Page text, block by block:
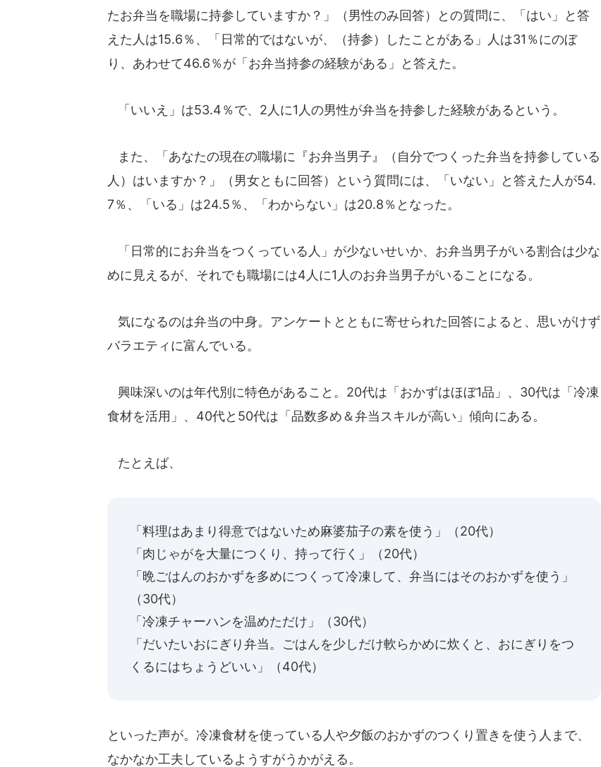
たお弁当を職場に持参していますか？」（男性のみ回答）との質問に、「はい」と答
えた人は15.6％、「日常的ではないが、（持参）したことがある」人は31％にのぼ
り、あわせて46.6％が「お弁当持参の経験がある」と答えた。
「いいえ」は53.4％で、2人に1人の男性が弁当を持参した経験があるという。
また、「あなたの現在の職場に『お弁当男子』（自分でつくった弁当を持参している
人）はいますか？」（男女ともに回答）という質問には、「いない」と答えた人が54.
7％、「いる」は24.5％、「わからない」は20.8％となった。
「日常的にお弁当をつくっている人」が少ないせいか、お弁当男子がいる割合は少な
めに見えるが、それでも職場には4人に1人のお弁当男子がいることになる。
気になるのは弁当の中身。アンケートとともに寄せられた回答によると、思いがけず
バラエティに富んでいる。
興味深いのは年代別に特色があること。20代は「おかずはほぼ1品」、30代は「冷凍
食材を活用」、40代と50代は「品数多め＆弁当スキルが高い」傾向にある。
たとえば、
「料理はあまり得意ではないため麻婆茄子の素を使う」（20代）
「肉じゃがを大量につくり、持って行く」（20代）
「晩ごはんのおかずを多めにつくって冷凍して、弁当にはそのおかずを使う」
（30代）
「冷凍チャーハンを温めただけ」（30代）
「だいたいおにぎり弁当。ごはんを少しだけ軟らかめに炊くと、おにぎりをつ
くるにはちょうどいい」（40代）
といった声が。冷凍食材を使っている人や夕飯のおかずのつくり置きを使う人まで、
なかなか工夫しているようすがうかがえる。